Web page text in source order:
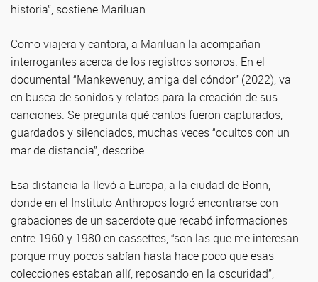
historia”, sostiene Mariluan.
Como viajera y cantora, a Mariluan la acompañan
interrogantes acerca de los registros sonoros. En el
documental “Mankewenuy, amiga del cóndor” (2022), va
en busca de sonidos y relatos para la creación de sus
canciones. Se pregunta qué cantos fueron capturados,
guardados y silenciados, muchas veces “ocultos con un
mar de distancia”, describe.
Esa distancia la llevó a Europa, a la ciudad de Bonn,
donde en el Instituto Anthropos logró encontrarse con
grabaciones de un sacerdote que recabó informaciones
entre 1960 y 1980 en cassettes, “son las que me interesan
porque muy pocos sabían hasta hace poco que esas
colecciones estaban allí, reposando en la oscuridad”,